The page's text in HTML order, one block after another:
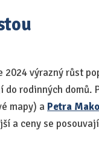
výrazný růst
rodinných domů.
mapy) a Petra
a ceny se